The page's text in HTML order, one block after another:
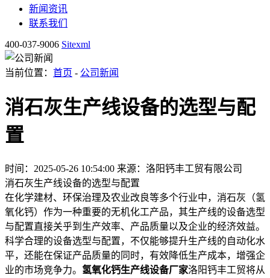
新闻资讯
联系我们
400-037-9006 Sitexml
当前位置： 首页 - 公司新闻
消石灰生产线设备的选型与配
置
时间：2025-05-26 10:54:00 来源：洛阳钙丰工贸有限公司
消石灰生产线设备的选型与配置
在化学建材、环保治理及农业改良等多个行业中，消石灰（氢
氧化钙）作为一种重要的无机化工产品，其生产线的设备选型
与配置直接关乎到生产效率、产品质量以及企业的经济效益。
科学合理的设备选型与配置，不仅能够提升生产线的自动化水
平，还能在保证产品质量的同时，有效降低生产成本，增强企
业的市场竞争力。 氢氧化钙生产线设备厂家洛阳钙丰工贸将从